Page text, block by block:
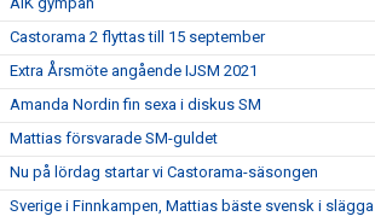
Castorama 2 flyttas till 15 september
Extra Årsmöte angående IJSM 2021
Amanda Nordin fin sexa i diskus SM
Mattias försvarade SM-guldet
Nu på lördag startar vi Castorama-säsongen
Sverige i Finnkampen, Mattias bäste svensk i slägga